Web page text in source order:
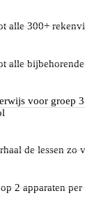
alle 300+
alle
voor groep
de lessen zo
2 apparaten per